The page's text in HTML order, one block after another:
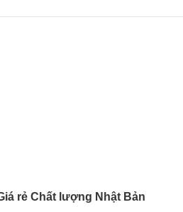
rẻ Chất lượng Nhật Bản